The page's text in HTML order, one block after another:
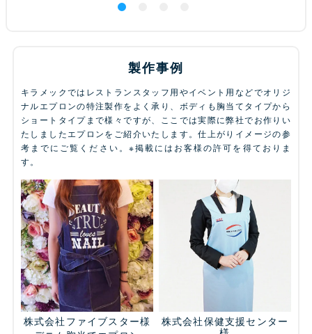
製作事例
キラメックではレストランスタッフ用やイベント用などでオリジ
ナルエプロンの特注製作をよく承り、ボディも胸当てタイプから
ショートタイプまで様々ですが、ここでは実際に弊社でお作りい
たしましたエプロンをご紹介いたします。仕上がりイメージの参
考までにご覧ください。※掲載にはお客様の許可を得ておりま
す。
株式会社ファイブスター様
株式会社保健支援センター